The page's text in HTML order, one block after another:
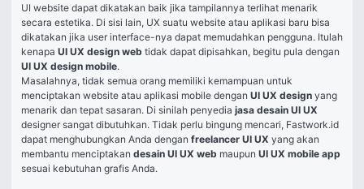
UI website dapat dikatakan baik jika tampilannya terlihat menarik
secara estetika. Di sisi lain, UX suatu website atau aplikasi baru bisa
dikatakan jika user interface-nya dapat memudahkan pengguna. Itulah
kenapa UI UX design web
UI UX design mobile.
Masalahnya, tidak semua orang memiliki kemampuan untuk
menciptakan website atau aplikasi mobile dengan UI UX design yang
menarik dan tepat sasaran. Di sinilah penyedia jasa desain UI UX
designer sangat dibutuhkan. Tidak perlu bingung mencari, Fastwork.id
dapat menghubungkan Anda dengan freelancer UI UX yang akan
membantu menciptakan desain UI UX web maupun UI UX mobile app
sesuai kebutuhan grafis Anda.